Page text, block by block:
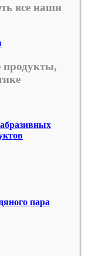
все наши
продукты,
пара